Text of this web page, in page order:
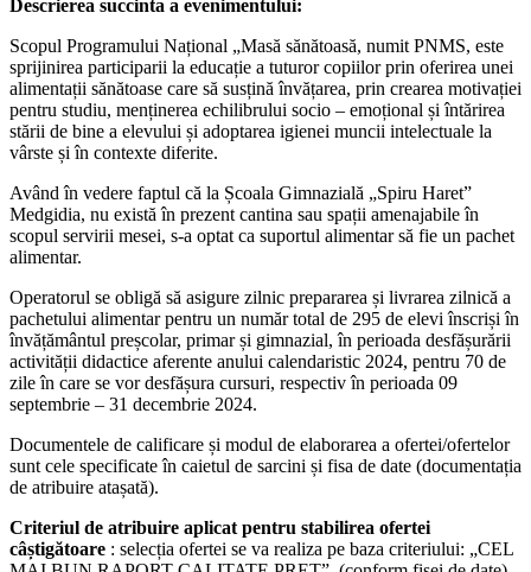
Descrierea succinta a evenimentului:
Scopul Programului Național „Masă sănătoasă, numit PNMS, este
sprijinirea participarii la educație a tuturor copiilor prin oferirea unei
alimentații sănătoase care să susțină învățarea, prin crearea motivației
pentru studiu, menținerea echilibrului socio – emoțional și întărirea
stării de bine a elevului și adoptarea igienei muncii intelectuale la
vârste și în contexte diferite.
Având în vedere faptul că la Școala Gimnazială „Spiru Haret”
Medgidia, nu există în prezent cantina sau spații amenajabile în
scopul servirii mesei, s-a optat ca suportul alimentar să fie un pachet
alimentar.
Operatorul se obligă să asigure zilnic prepararea și livrarea zilnică a
pachetului alimentar pentru un număr total de 295 de elevi înscriși în
învățământul preșcolar, primar și gimnazial, în perioada desfășurării
activității didactice aferente anului calendaristic 2024, pentru 70 de
zile în care se vor desfășura cursuri, respectiv în perioada 09
septembrie – 31 decembrie 2024.
Documentele de calificare și modul de elaborarea a ofertei/ofertelor
sunt cele specificate în caietul de sarcini și fisa de date (documentația
de atribuire atașată).
Criteriul de atribuire aplicat pentru stabilirea ofertei
câștigătoare : selecția ofertei se va realiza pe baza criteriului: „CEL